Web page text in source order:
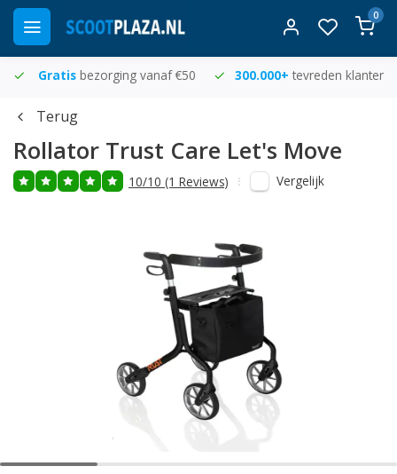
0
Gratis bezorging vanaf €50 300.000+ tevreden klanten
Terug
Rollator Trust Care Let's Move
10/10 (1 Reviews) Vergelijk